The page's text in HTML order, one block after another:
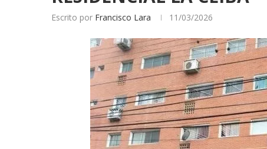
Escrito por Francisco Lara 11/03/2026